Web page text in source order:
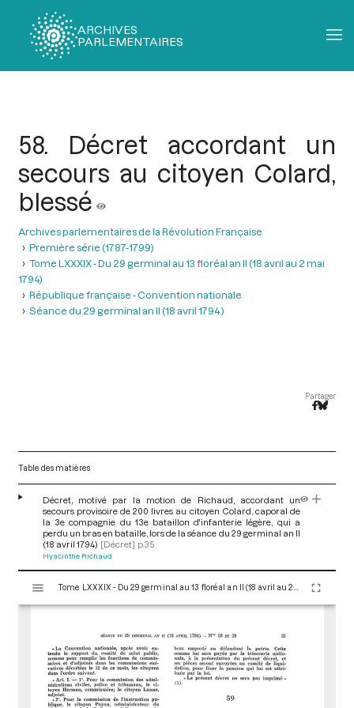
ARCHIVES
PARLEMENTAIRES
58. Décret accordant un
secours au citoyen Colard,
blessé
Archives parlementaires de la Révolution Française
Première série (1787-1799)
Tome LXXXIX - Du 29 germinal au 13 floréal an II (18 avril au 2 mai
1794)
République française - Convention nationale
Séance du 29 germinal an II (18 avril 1794 )
Partager
Table des matières
Décret, motivé par la motion de Richaud, accordant un
secours provisoire de 200 livres au citoyen Colard, caporal de
la 3e compagnie du 13e bataillon d'infanterie légère, qui a
perdu un bras en bataille, lors de la séance du 29 germinal an II
(18 avril 1794) [Décret] p.35
Hyacinthe Richaud
s